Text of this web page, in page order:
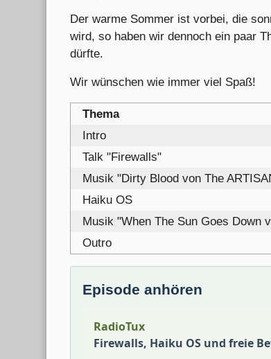
Der warme Sommer ist vorbei, die
wird, so haben wir dennoch ein paar
dürfte.
Wir wünschen wie immer viel Spaß!
Thema
Intro
Talk "Firewalls"
Musik "Dirty Blood von The
Haiku OS
Musik "When The Sun Goes Down
Outro
Episode anhören